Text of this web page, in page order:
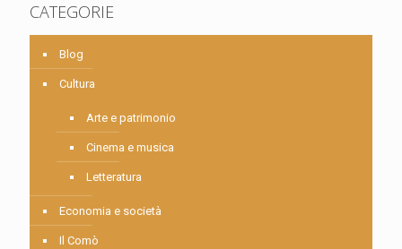
CATEGORIE
Blog
Cultura
Arte e patrimonio
Cinema e musica
Letteratura
Economia e società
Il Comò